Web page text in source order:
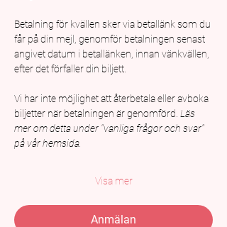
Betalning för kvällen sker via betallänk som du
får på din mejl, genomför betalningen senast
angivet datum i betallänken, innan vänkvällen,
efter det förfaller din biljett.
Vi har inte möjlighet att återbetala eller avboka
biljetter när betalningen är genomförd. Läs
mer om detta under "vanliga frågor och svar"
på vår hemsida.
Visa mer
Anmälan